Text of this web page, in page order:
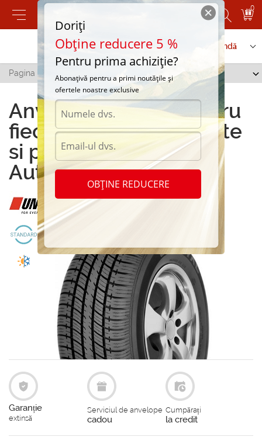
0
Contactați-ne Serviciu de comandă
Pagina principală
Anvelope TH 110 pentru
fiecare masina - calitate
si performanta la
Autoshina.md
Garanție
extinsă
Serviciul de anvelope
cadou
Cumpărați
la credit
Doriți
Obține reducere 5 %
Pentru prima achiziție?
Abonațivă pentru a primi noutățile și
ofertele noastre exclusive
OBȚINE REDUCERE